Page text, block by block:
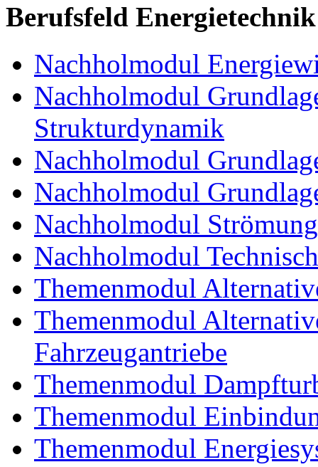
Berufsfeld Energietechnik
Nachholmodul
Nachholmodul
Strukturdynamik
Nachholmodul
Nachholmodul
Nachholmodul
Nachholmodul
Themenmodul
Themenmodul
Fahrzeugantriebe
Themenmodul
Themenmodul
Themenmodul